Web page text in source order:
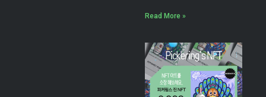
Read More »